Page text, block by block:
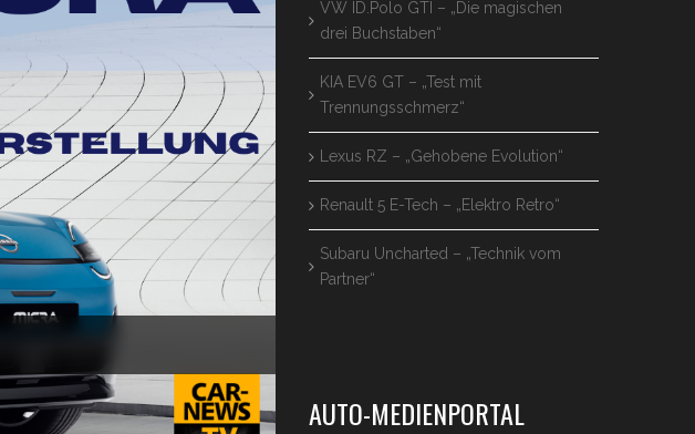
VW ID.Polo GTI – „Die magischen
drei Buchstaben“
KIA EV6 GT – „Test mit
Trennungsschmerz“
Lexus RZ – „Gehobene Evolution“
Renault 5 E-Tech – „Elektro Retro“
Subaru Uncharted – „Technik vom
Partner“
AUTO-MEDIENPORTAL